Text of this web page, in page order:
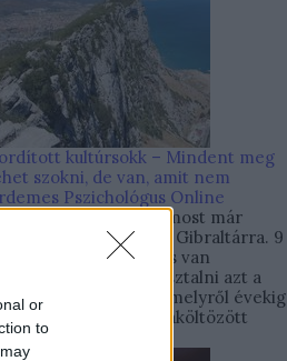
or
to
kultúrsokk – Mindent meg
szokni, de van, amit nem
Pszichológus Online
IvettIgen, most már
hazaköltözöm Gibraltárra. 9
személyesen is van
megtapasztalni azt a
kultúrsokkot, melyről évekig
élt, majd hazaköltözött